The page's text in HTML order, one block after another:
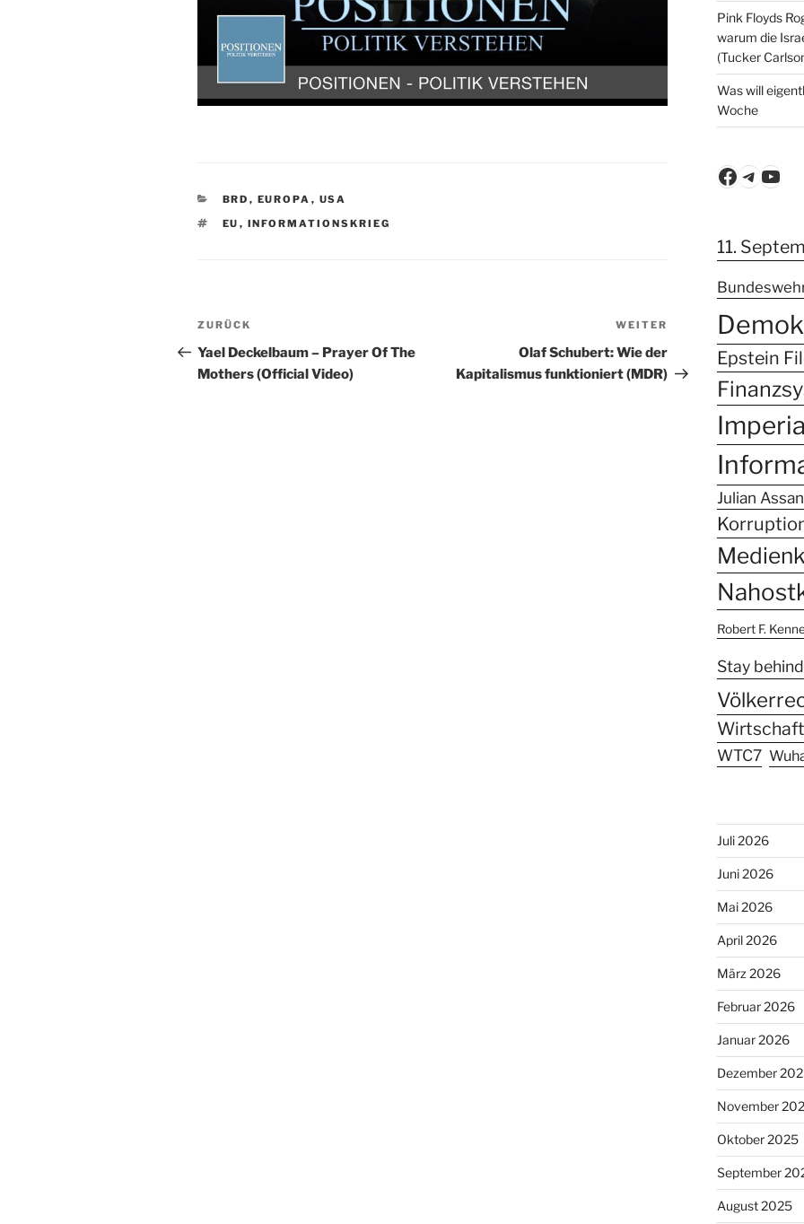
KATEGORIEN
BRD , EUROPA , USA
SCHLAGWÖRTER
EU , INFORMATIONSKRIEG
Beitragsnavigation
Vorheriger
Beitrag
ZURÜCK
Yael Deckelbaum – Prayer Of The
Mothers (Official Video)
Nächster
Beitrag
WEITER
Olaf Schubert: Wie der
Kapitalismus funktioniert (MDR)
Pink Floyds
warum die
(Tucker
Was will
Woche
Facebook
11.
Epstein
Julian
Robert F.
Stay behind
WTC7
Juli 2026
Juni 2026
Mai 2026
April 2026
März 2026
Februar 2026
Januar 2026
Dezember
November
Oktober 2025
September
August 2025